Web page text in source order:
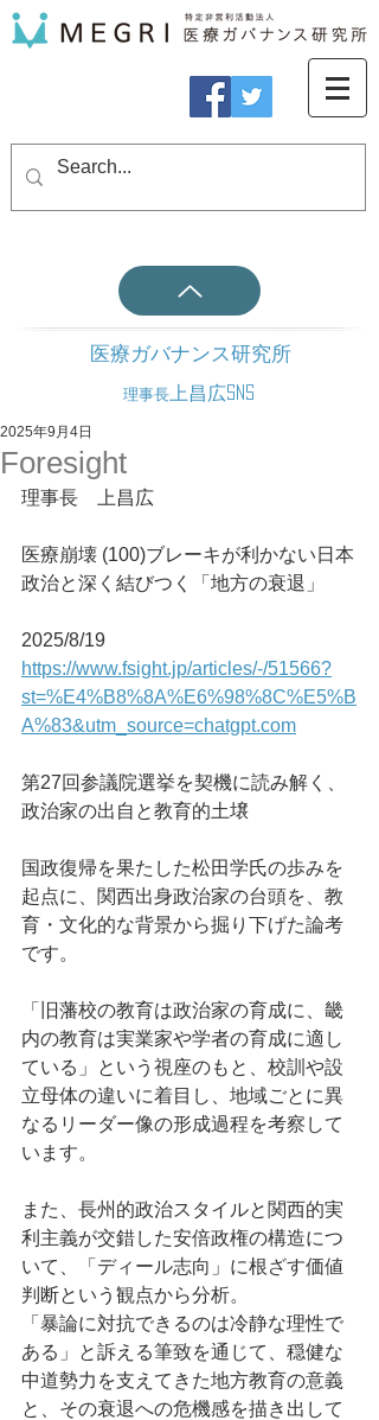
医療ガバナンス研究所
理事長 上昌広SNS
Foresight
2025年9月4日
理事長　上昌広
医療崩壊 (100)ブレーキが利かない日本
政治と深く結びつく「地方の衰退」
2025/8/19
https://www.fsight.jp/articles/-/51566?
st=%E4%B8%8A%E6%98%8C%E5%B
A%83&utm_source=chatgpt.com
第27回参議院選挙を契機に読み解く、
政治家の出自と教育的土壌
国政復帰を果たした松田学氏の歩みを
起点に、関西出身政治家の台頭を、教
育・文化的な背景から掘り下げた論考
です。
「旧藩校の教育は政治家の育成に、畿
内の教育は実業家や学者の育成に適し
ている」という視座のもと、校訓や設
立母体の違いに着目し、地域ごとに異
なるリーダー像の形成過程を考察して
います。
また、長州的政治スタイルと関西的実
利主義が交錯した安倍政権の構造につ
いて、「ディール志向」に根ざす価値
判断という観点から分析。
「暴論に対抗できるのは冷静な理性で
ある」と訴える筆致を通じて、穏健な
中道勢力を支えてきた地方教育の意義
と、その衰退への危機感を描き出して